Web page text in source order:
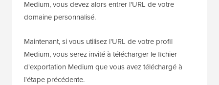
Medium, vous devez alors entrer l'URL de votre
domaine personnalisé.
Maintenant, si vous utilisez l'URL de votre profil
Medium, vous serez invité à télécharger le fichier
d'exportation Medium que vous avez téléchargé à
l'étape précédente.